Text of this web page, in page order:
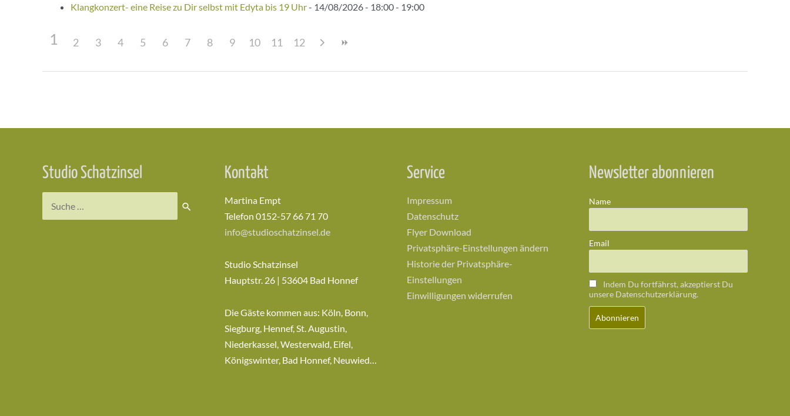
Klangkonzert- eine Reise zu Dir selbst mit Edyta bis 19 Uhr- 14/08/2026 - 18:00 - 19:00
1 2 3 4 5 6 7 8 9 10 11 12
Studio Schatzinsel Kontakt
Martina Empt
Telefon 0152-57 66 71 70
info@studioschatzinsel.de
Studio Schatzinsel
Hauptstr. 26 | 53604 Bad Honnef
Die Gäste kommen aus: Köln, Bonn,
Siegburg, Hennef, St. Augustin,
Niederkassel, Westerwald, Eifel,
Königswinter, Bad Honnef, Neuwied…
Service
Impressum
Datenschutz
Flyer Download
Privatsphäre-Einstellungen ändern
Historie der Privatsphäre-
Einstellungen
Einwilligungen widerrufen
Newsletter abonnieren
Name
Email
Indem Du fortfährst, akzeptierst Du
unsere Datenschutzerklärung.